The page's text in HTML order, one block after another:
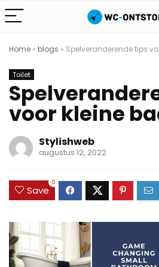
Home » blogs » Spelveranderende tips
Toilet
voor kleine
Stylishweb
augustus 12, 2022
Save
0